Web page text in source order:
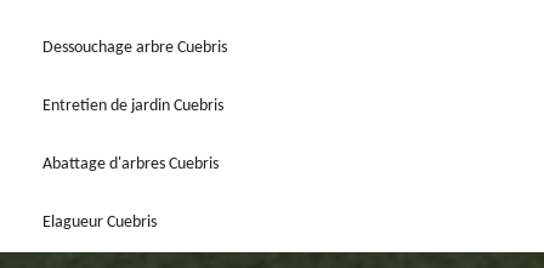
Dessouchage arbre Cuebris
Entretien de jardin Cuebris
Abattage d'arbres Cuebris
Elagueur Cuebris